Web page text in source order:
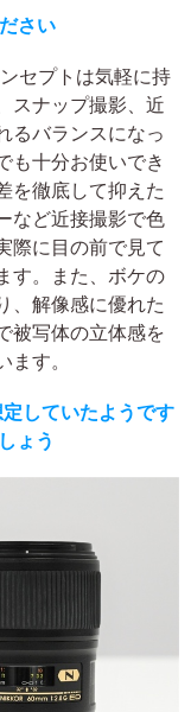
さい
セプトは気軽に持
スナップ撮影、近
るバランスになっ
も十分お使いでき
を徹底して抑えた
など近接撮影で色
際に目の前で見て
す。また、ボケの
、解像感に優れた
被写体の立体感を
す。
していたようです
ょう